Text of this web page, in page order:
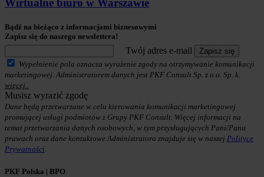
Bądź na bieżąco z informacjami biznesowymi
Zapisz się do naszego newslettera!
Twój adres e-mail
Zapisz się
Wypełnienie pola oznacza wyrażenie zgody na otrzymywanie komunikacji
marketingowej. Administratorem danych jest PKF Consult Sp. z o.o. Sp. k.
więcej..
Musisz wyrazić zgodę
Dane będą przetwarzane w celu kierowania komunikacji marketingowej
promującej usługi podmiotów z Grupy PKF Consult. Więcej informacji na
temat przetwarzania danych osobowych, w tym przysługujących Pani/Panu
prawach oraz dane kontaktowe Administratora znajduje się w naszej Polityce
Prywatności
PKF Polska | BPO